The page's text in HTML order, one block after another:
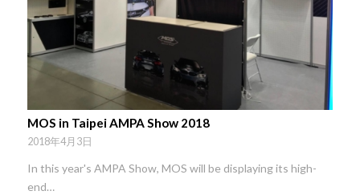
MOS in Taipei AMPA Show 2018
2018年4月3日
In this year's AMPA Show, MOS will be displaying its high-
end…